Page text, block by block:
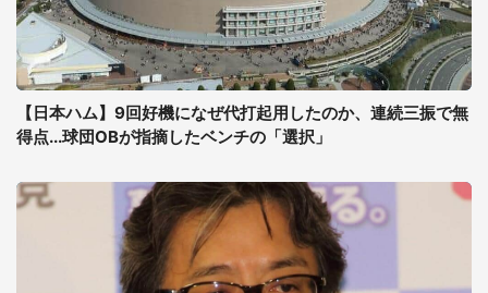
【日本ハム】9回好機になぜ代打起用したのか、連続三振で無
得点...球団OBが指摘したベンチの「選択」